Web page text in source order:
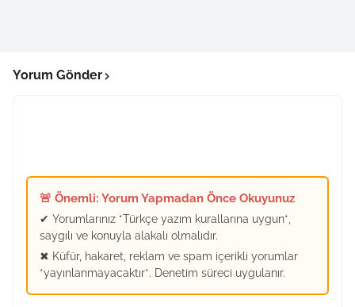
Yorum Gönder
🚨 Önemli: Yorum Yapmadan Önce Okuyunuz
✔ Yorumlarınız *Türkçe yazım kurallarına uygun*,
saygılı ve konuyla alakalı olmalıdır.
✖ Küfür, hakaret, reklam ve spam içerikli yorumlar
*yayınlanmayacaktır*. Denetim süreci uygulanır.